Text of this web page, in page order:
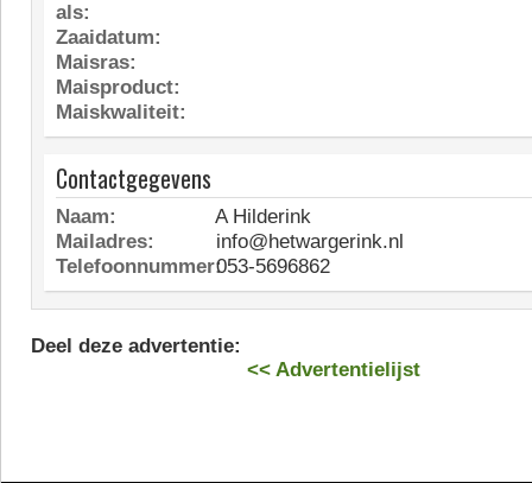
als:
Zaaidatum:
Maisras:
Maisproduct:
Maiskwaliteit:
Contactgegevens
Naam:
A Hilderink
Mailadres:
info@hetwargerink.nl
Telefoonnummer:053-5696862
Deel deze advertentie:
<< Advertentielijst